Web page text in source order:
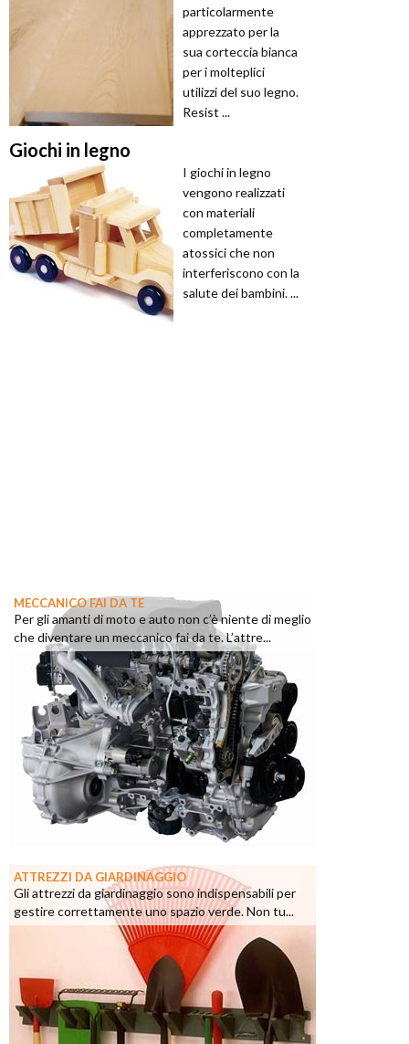
particolarmente
apprezzato per la
sua corteccia bianca
per i molteplici
utilizzi del suo legno.
Resist ...
Giochi in legno
I giochi in legno
vengono realizzati
con materiali
completamente
atossici che non
interferiscono con la
salute dei bambini. ...
MECCANICO FAI DA TE
Per gli amanti di moto e auto non c’è niente di meglio
che diventare un meccanico fai da te. L’attre...
ATTREZZI DA GIARDINAGGIO
Gli attrezzi da giardinaggio sono indispensabili per
gestire correttamente uno spazio verde. Non tu...